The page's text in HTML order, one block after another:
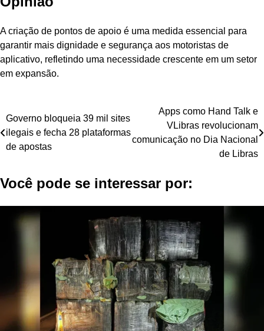
A criação de pontos de apoio é uma medida essencial para
garantir mais dignidade e segurança aos motoristas de
aplicativo, refletindo uma necessidade crescente em um setor
em expansão.
Navegação
de
Post
Governo bloqueia 39 mil sites
ilegais e fecha 28 plataformas
de apostas
Apps como Hand Talk e
VLibras revolucionam
comunicação no Dia Nacional
de Libras
Você pode se interessar por: